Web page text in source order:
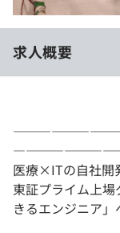
学校向けプラン
契約内容・クーポン
求人概要
医療×ITの自社
東証プライム上
きるエンジニア」